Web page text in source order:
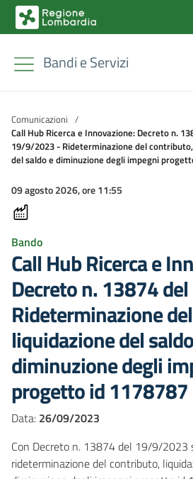
Bandi e Servizi
Comunicazioni /
Call Hub Ricerca e Innovazione: Decreto n.
19/9/2023 - Rideterminazione del
del saldo e diminuzione degli impegni
09 agosto 2026, ore 11:55
Bando
Call Hub Ricerca e
Decreto n. 13874
Rideterminazione
liquidazione del
diminuzione degli
progetto id 1178787
Data: 26/09/2023
Con Decreto n. 13874 del 19/9/2023
rideterminazione del contributo,